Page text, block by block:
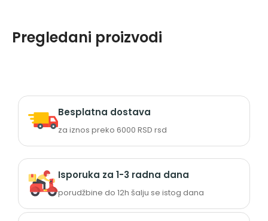
Pregledani proizvodi
Besplatna dostava
za iznos preko 6000 RSD rsd
Isporuka za 1-3 radna dana
porudžbine do 12h šalju se istog dana